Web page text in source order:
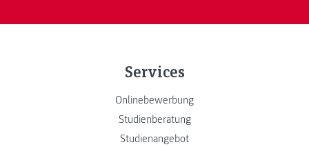
Services
Onlinebewerbung
Studienberatung
Studienangebot